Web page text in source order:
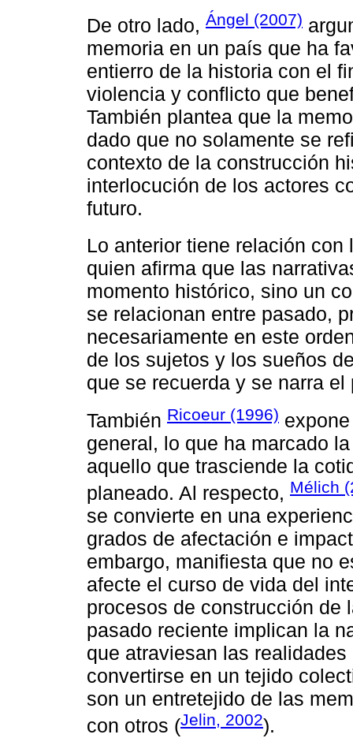
De otro lado, Ángel (2007)
memoria en un país que ha
entierro de la historia con el
violencia y conflicto que
También plantea que la
dado que no solamente se
contexto de la construcción
interlocución de los actores
futuro.
Lo anterior tiene relación
quien afirma que las
momento histórico, sino un
se relacionan entre pasado,
necesariamente en este
de los sujetos y los sueños
que se recuerda y se narra el
También Ricoeur (1996)
general, lo que ha marcado
aquello que trasciende la
planeado. Al respecto, Mélich
se convierte en una
grados de afectación e
embargo, manifiesta que no
afecte el curso de vida del
procesos de construcción de
pasado reciente implican la
que atraviesan las
convertirse en un tejido
son un entretejido de las
con otros (Jelin, 2002).